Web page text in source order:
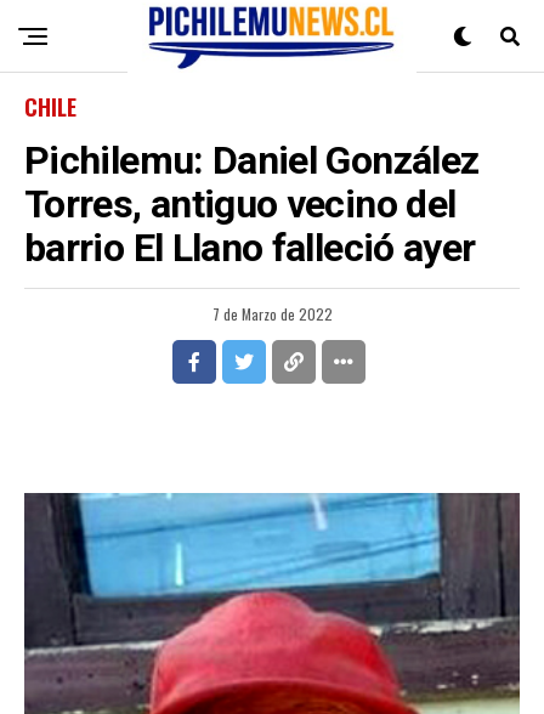
CHILE
Pichilemu: Daniel González
Torres, antiguo vecino del
barrio El Llano falleció ayer
7 de Marzo de 2022